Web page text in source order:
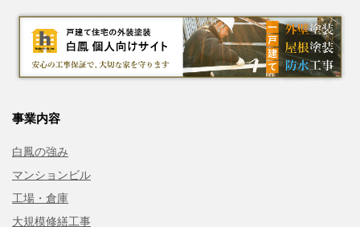
事業内容
白鳳の強み
マンションビル
工場・倉庫
大規模修繕工事